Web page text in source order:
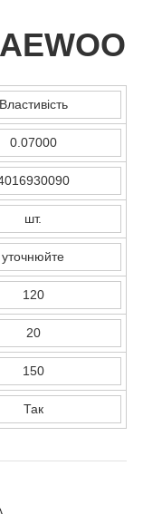
Властивість
0.07000
шт.
уточнюйте
120
20
150
Так